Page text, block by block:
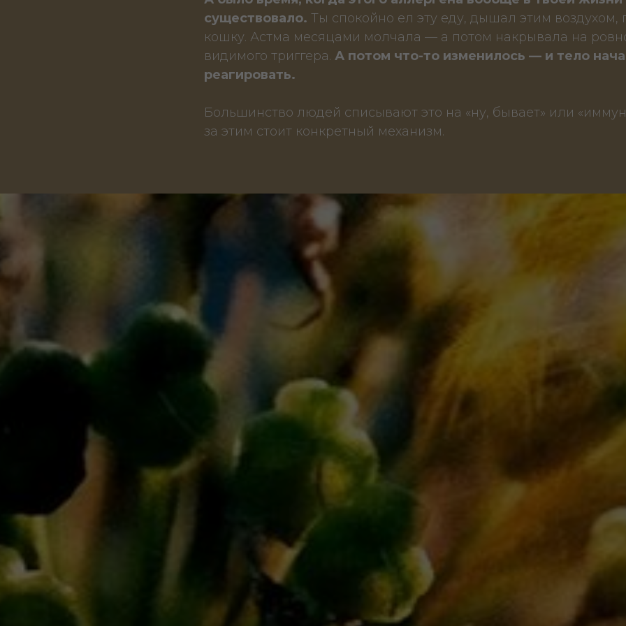
существовало. Ты спокойно ел эту еду, дышал этим воздухом,
кошку. Астма месяцами молчала — а потом накрывала на
видимого триггера. А потом что-то изменилось — и тело
реагировать.
Большинство людей списывают это на «ну, бывает» или
за этим стоит конкретный механизм.